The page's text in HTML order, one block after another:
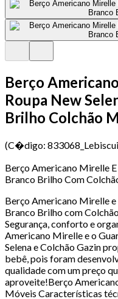
Berço
Roupa New
Brilho Colchão
(C�digo:
Berço Americano Mirelle
Branco Brilho Com
Berço Americano Mirelle e
Branco Brilho com
Segurança, conforto e
Americano Mirelle e o
Selena e Colchão Gazin
bebê, pois foram
qualidade com um preço
aproveite!Berço
Móveis Características